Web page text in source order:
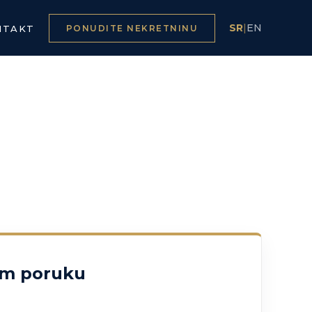
PONUDITE NEKRETNINU SR|EN
poruku